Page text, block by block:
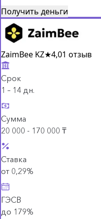
Получить деньги
ZaimBee KZ★4,01 отзыв
Срок
1 – 14 дн.
Сумма
20 000 - 170 000 ₸
Ставка
от 0,29%
ГЭСВ
до 179%